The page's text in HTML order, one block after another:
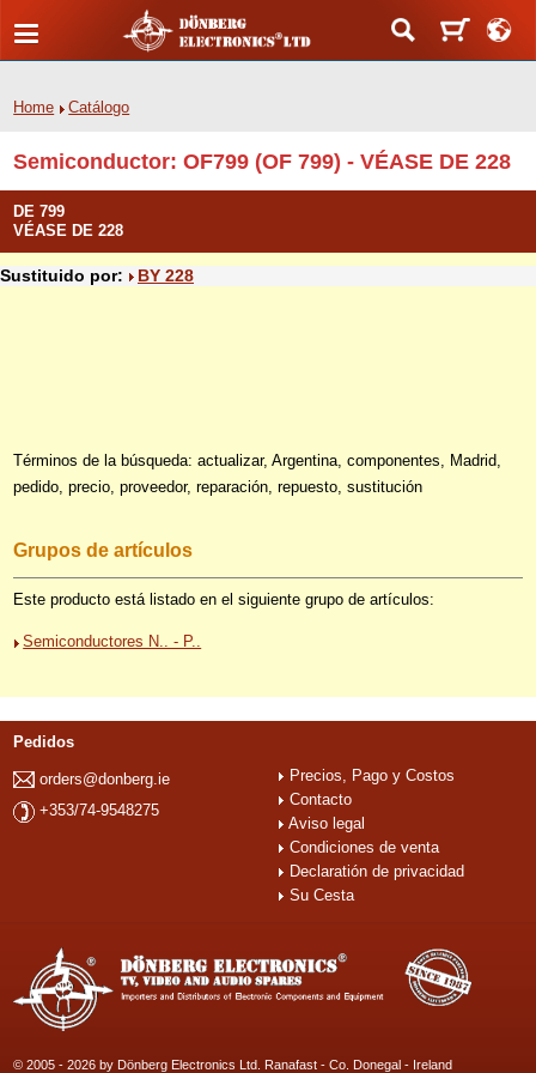
Home Catálogo
Semiconductor: OF799 (OF 799) - VÉASE DE 228
DE 799
VÉASE DE 228
Sustituido por: BY 228
Términos de la búsqueda: actualizar, Argentina, componentes, Madrid,
pedido, precio, proveedor, reparación, repuesto, sustitución
Grupos de artículos
Este producto está listado en el siguiente grupo de artículos:
Semiconductores N.. - P..
Pedidos
orders@donberg.ie
+353/74-9548275
Precios, Pago y Costos
Contacto
Aviso legal
Condiciones de venta
Declaratión de privacidad
Su Cesta
© 2005 - 2026 by Dönberg Electronics Ltd. Ranafast - Co. Donegal - Ireland